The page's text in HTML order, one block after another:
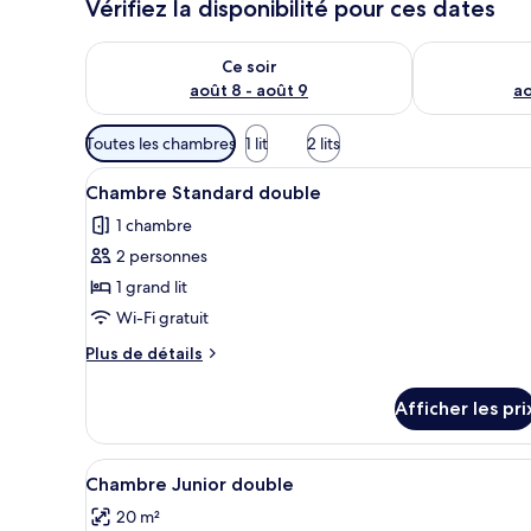
Vérifiez la disponibilité pour ces dates
Ce soir
août 8 - août 9
Vérifier la disponibilité pour ce soir août 8 - août 9
Vérifier la
Filtres
disponibles
pour
les
chambres
Toutes les chambres 1 lit 2 lits
Afficher
toutes
les
photos
pour
ce
type
de
Chambre
Standard
double
Une chambre d’hôtel avec
6
Chambre Standard double
1 chambre
2 personnes
1 grand lit
Wi-Fi gratuit
Plus de détails
Plus
Chambre
Standard
double
Afficher les
Afficher
toutes
les
Une chambre d’hôtel avec
1
Chambre Junior double
20 m²